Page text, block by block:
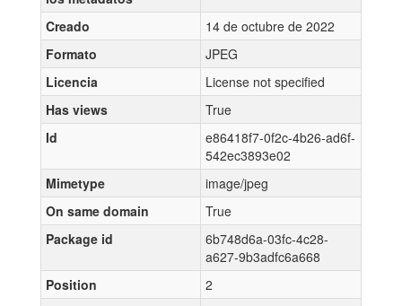
Creado
14 de octubre de 2022
Formato
JPEG
Licencia
License not specified
Has views
True
Id
e86418f7-0f2c-4b26-ad6f-
542ec3893e02
Mimetype
image/jpeg
On same domain
True
Package id
6b748d6a-03fc-4c28-
a627-9b3adfc6a668
Position
2